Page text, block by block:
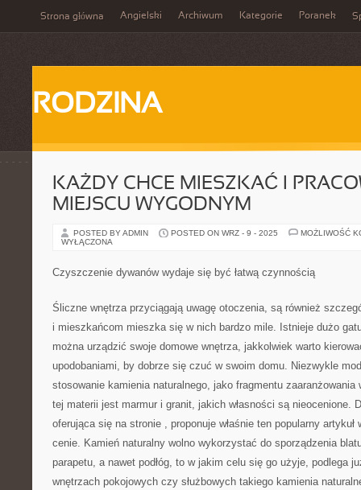
Strona główna Angielski Archiwum Kategorie Poranek
RODZINA
KAŻDY CHCE MIESZKAĆ I
MIEJSCU WYGODNYM
POSTED BY ADMIN POSTED ON WRZ - 9 - 2025
MOŻLIWOŚĆ
WYŁĄCZONA
Czyszczenie dywanów wydaje się być łatwą czynnością
Śliczne wnętrza przyciągają uwagę otoczenia, są również
i mieszkańcom mieszka się w nich bardzo mile. Istnieje dużo
można urządzić swoje domowe wnętrza, jakkolwiek warto
upodobaniami, by dobrze się czuć w swoim domu. Niezwykle
stosowanie kamienia naturalnego, jako fragmentu zaaranżowania
tej materii jest marmur i granit, jakich własności są nieocenione.
oferująca się na stronie , proponuje właśnie ten popularny
cenie. Kamień naturalny wolno wykorzystać do sporządzenia
parapetu, a nawet podłóg, to w jakim celu się go użyje, podlega
wnętrzach pokojowych czy służbowych takiego kamienia